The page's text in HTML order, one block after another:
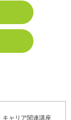
ャリア関連講座